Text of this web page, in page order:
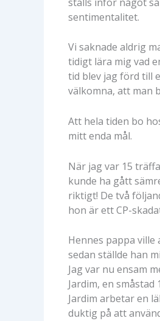
sentimentalitet.
Vi saknade aldrig
tidigt lära mig vad
tid blev jag förd till
välkomna, att man
Att hela tiden bo
mitt enda mål.
När jag var 15
kunde ha gått
riktigt! De två
hon är ett CP-
Hennes pappa
sedan ställde han
Jag var nu ensam
Jardim, en
Jardim arbetar en
duktig på att